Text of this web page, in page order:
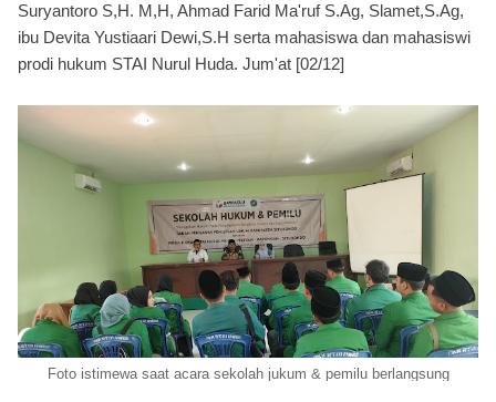
Suryantoro S,H. M,H, Ahmad Farid Ma'ruf S.Ag, Slamet,S.Ag,
ibu Devita Yustiaari Dewi,S.H serta mahasiswa dan mahasiswi
prodi hukum STAI Nurul Huda. Jum'at [02/12]
Foto istimewa saat acara sekolah jukum & pemilu berlangsung